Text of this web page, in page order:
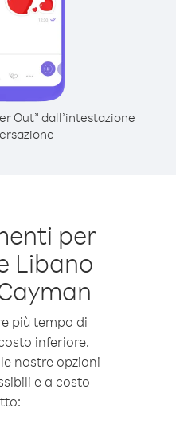
Out” dall’intestazione
per
Libano
più tempo di
inferiore.
nostre opzioni
e a costo